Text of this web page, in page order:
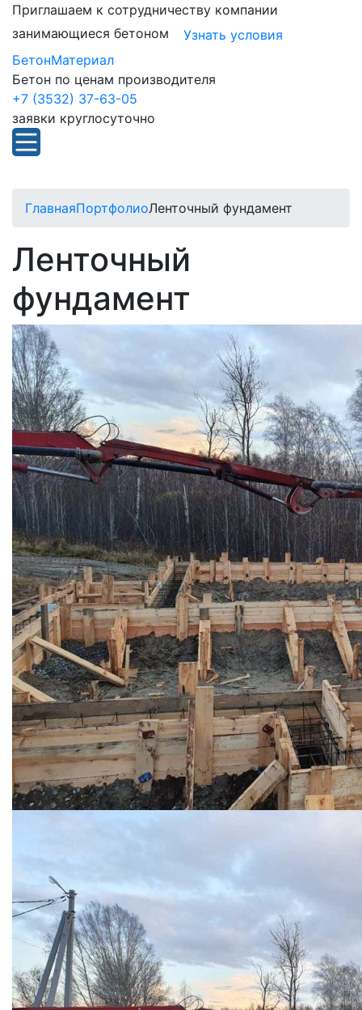
Приглашаем к сотрудничеству компании
занимающиеся бетоном
Узнать условия
БетонМатериал
Бетон по ценам производителя
+7 (3532) 37-63-05
заявки круглосуточно
ГлавнаяПортфолиоЛенточный фундамент
Ленточный
фундамент